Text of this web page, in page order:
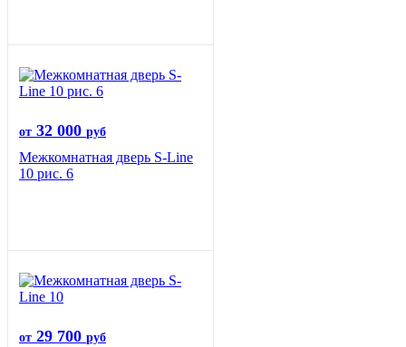
от 32 000 руб
Межкомнатная дверь S-Line
10 рис. 6
от 29 700 руб